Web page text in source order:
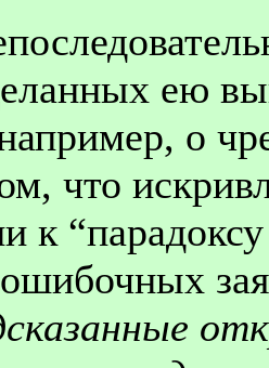
ею
о
что
к